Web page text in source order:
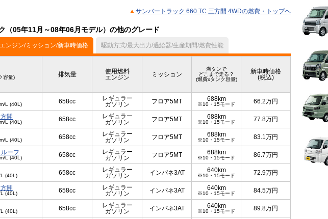
サンバートラック 660 TC 三方開 4WDの燃費・トップヘ
（05年11月～08年06月モデル）の他のグレード
ンジン/ミッション/新車時価格 駆動方式/最大出力/過給器/生産期間/燃費性能
容量) 排気量
使用燃料
エンジン
ミッション
満タンで
どこまで走る？
(燃費xタンク容量)
新車時価格
(税込)
L (40L) 658cc
レギュラー
ガソリン
フロア5MT 688km
※10・15モード 66.2万円
開
L (40L) 658cc
レギュラー
ガソリン
フロア5MT 688km
※10・15モード 77.8万円
L (40L) 658cc
レギュラー
ガソリン
フロア5MT 688km
※10・15モード 83.1万円
ーフ
L (40L) 658cc
レギュラー
ガソリン
フロア5MT 688km
※10・15モード 86.7万円
(40L) 658cc
レギュラー
ガソリン
インパネ3AT 640km
※10・15モード 72.9万円
開
(40L) 658cc
レギュラー
ガソリン
インパネ3AT 640km
※10・15モード 84.5万円
(40L) 658cc
レギュラー
ガソリン
インパネ3AT 640km
※10・15モード 89.8万円